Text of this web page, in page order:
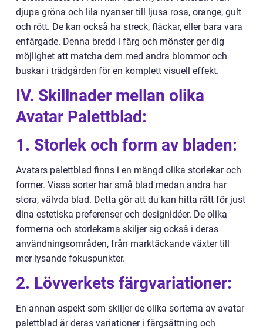
djupa gröna och lila nyanser till ljusa rosa, orange, gult
och rött. De kan också ha streck, fläckar, eller bara vara
enfärgade. Denna bredd i färg och mönster ger dig
möjlighet att matcha dem med andra blommor och
buskar i trädgården för en komplett visuell effekt.
IV. Skillnader mellan olika
Avatar Palettblad:
1. Storlek och form av bladen:
Avatars palettblad finns i en mängd olika storlekar och
former. Vissa sorter har små blad medan andra har
stora, välvda blad. Detta gör att du kan hitta rätt för just
dina estetiska preferenser och designidéer. De olika
formerna och storlekarna skiljer sig också i deras
användningsområden, från marktäckande växter till
mer lysande fokuspunkter.
2. Lövverkets färgvariationer:
En annan aspekt som skiljer de olika sorterna av avatar
palettblad är deras variationer i färgsättning och